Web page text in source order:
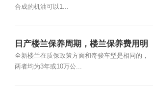
合成的机油可以1...
日产楼兰保养周期，楼兰保养费用明
细表
全新楼兰在质保政策方面和奇骏车型是相同的，
两者均为3年或10万公...